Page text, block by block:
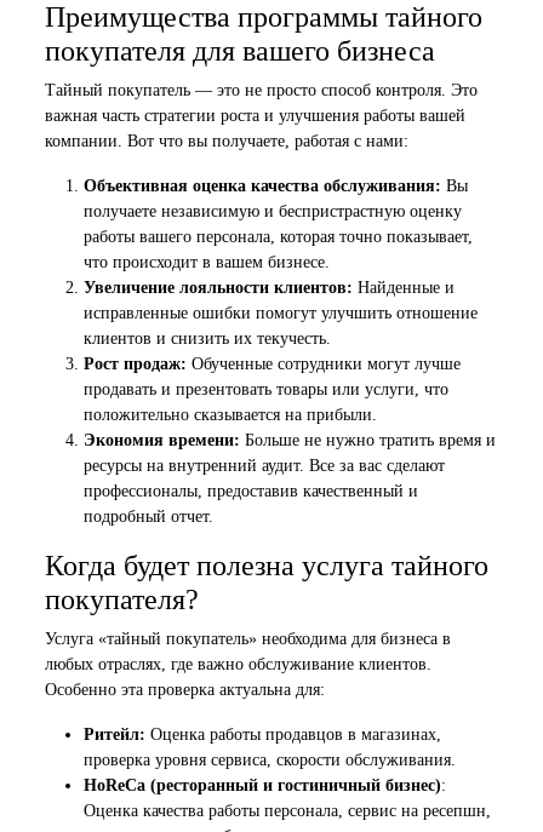
Преимущества программы тайного
покупателя для вашего бизнеса
Тайный покупатель — это не просто способ контроля. Это
важная часть стратегии роста и улучшения работы вашей
компании. Вот что вы получаете, работая с нами:
Объективная оценка качества обслуживания: Вы
получаете независимую и беспристрастную оценку
работы вашего персонала, которая точно показывает,
что происходит в вашем бизнесе.
Увеличение лояльности клиентов: Найденные и
исправленные ошибки помогут улучшить отношение
клиентов и снизить их текучесть.
Рост продаж: Обученные сотрудники могут лучше
продавать и презентовать товары или услуги, что
положительно сказывается на прибыли.
Экономия времени: Больше не нужно тратить время и
ресурсы на внутренний аудит. Все за вас сделают
профессионалы, предоставив качественный и
подробный отчет.
Когда будет полезна услуга тайного
покупателя?
Услуга «тайный покупатель» необходима для бизнеса в
любых отраслях, где важно обслуживание клиентов.
Особенно эта проверка актуальна для:
Ритейл: Оценка работы продавцов в магазинах,
проверка уровня сервиса, скорости обслуживания.
HoReCa (ресторанный и гостиничный бизнес):
Оценка качества работы персонала, сервис на ресепшн,